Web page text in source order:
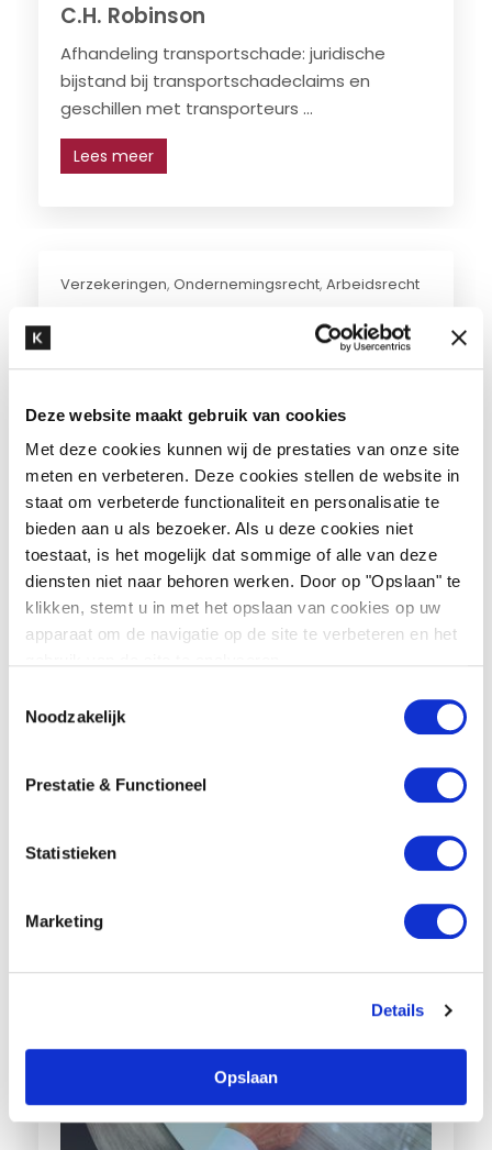
Deze website maakt gebruik van cookies
Met deze cookies kunnen wij de prestaties van onze site
meten en verbeteren. Deze cookies stellen de website in
staat om verbeterde functionaliteit en personalisatie te
bieden aan u als bezoeker. Als u deze cookies niet
toestaat, is het mogelijk dat sommige of alle van deze
diensten niet naar behoren werken. Door op "Opslaan" te
klikken, stemt u in met het opslaan van cookies op uw
apparaat om de navigatie op de site te verbeteren en het
c
Noodzakelijk
Prestatie & Functioneel
Statistieken
Marketing
Details
Opslaan
C.H. Robinson
Afhandeling transportschade: juridische
bijstand bij transportschadeclaims en
geschillen met transporteurs ...
Lees meer
Verzekeringen, Ondernemingsrecht, Arbeidsrecht
DUPI Group
Advisering bij de (ver)koop van het bedrijf,
o.a. due diligence onderzoek, overname van
over garanties ...